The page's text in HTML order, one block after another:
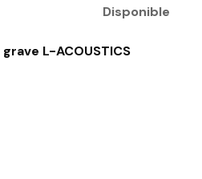
Disponible
L-ACOUSTICS